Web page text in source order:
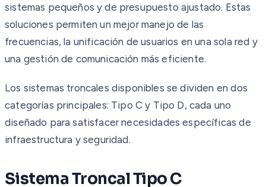
sistemas pequeños y de presupuesto ajustado. Estas
soluciones permiten un mejor manejo de las
frecuencias, la unificación de usuarios en una sola red y
una gestión de comunicación más eficiente.
Los sistemas troncales disponibles se dividen en dos
categorías principales: Tipo C y Tipo D, cada uno
diseñado para satisfacer necesidades específicas de
infraestructura y seguridad.
Sistema Troncal Tipo C